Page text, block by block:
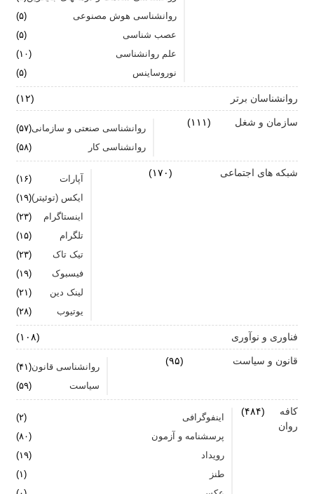
اضطراب را برای خود پر رنگ نکنید
برای بهبود سلامت روان لازم است روزانه از آن مراقبت
روانشناسی هوش مصنوعی
(۵)
عصب شناسی
(۵)
علم روانشناسی
(۱۰)
نوروساینس
(۵)
روانشناسان برتر (۱۲)
سازمان و شغل (۱۱۱)
روانشناسی صنعتی و سازمانی(۵۷)
روانشناسی کار
(۵۸)
شبکه های اجتماعی (۱۷۰)
آپارات
(۱۶)
ایکس (توئیتر)(۱۹)
اینستاگرام
(۲۳)
تلگرام
(۱۵)
تیک تاک
(۲۳)
فیسبوک
(۱۹)
لینک دین
(۲۱)
یوتیوب
(۲۸)
فناوری و نوآوری (۱۰۸)
قانون و سیاست (۹۵)
روانشناسی قانون(۴۱)
سیاست
(۵۹)
کافه
روان
(۴۸۴)
اینفوگرافی
(۲)
پرسشنامه و آزمون
(۸۰)
رویداد
(۱۹)
طنز
(۱)